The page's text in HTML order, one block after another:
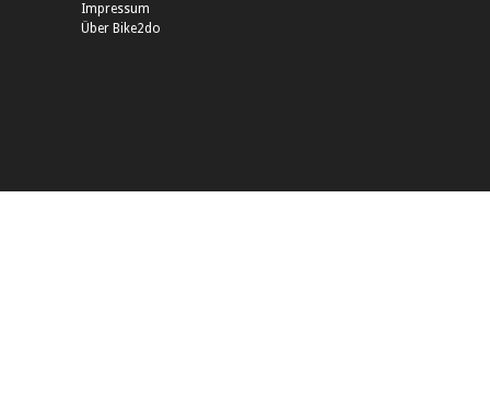
Impressum
Über Bike2do